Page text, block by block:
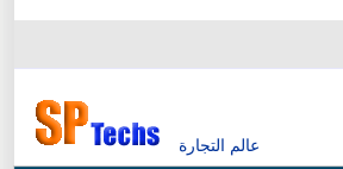
عالم التجارة